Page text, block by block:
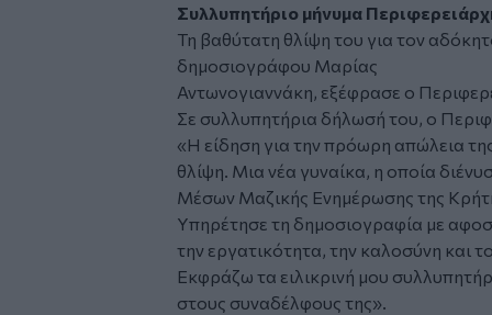
Συλλυπητήριο μήνυμα
Τη βαθύτατη θλίψη του για τον
δημοσιογράφου Μαρίας
Αντωνογιαννάκη, εξέφρασε ο
Σε συλλυπητήρια δήλωσή του, ο
«Η είδηση για την πρόωρη απώλεια
θλίψη. Μια νέα γυναίκα, η οποία
Μέσων Μαζικής Ενημέρωσης της
Υπηρέτησε τη δημοσιογραφία με
την εργατικότητα, την καλοσύνη και
Εκφράζω τα ειλικρινή μου
στους συναδέλφους της».